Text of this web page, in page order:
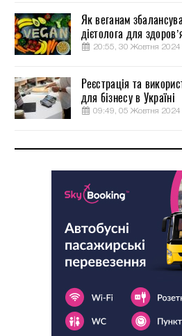
Як веганам
дієтолога для
20:55, 30 Жовтня 2024
Реєстрація та
для бізнесу в Україні
09:49, 05 Жовтня 2024